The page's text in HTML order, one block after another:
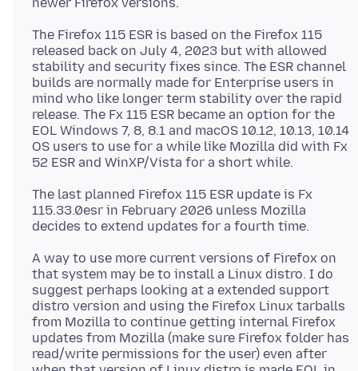
The Firefox 115 ESR is based on the Firefox 115
released back on July 4, 2023 but with allowed
stability and security fixes since. The ESR channel
builds are normally made for Enterprise users in
mind who like longer term stability over the rapid
release. The Fx 115 ESR became an option for the
EOL Windows 7, 8, 8.1 and macOS 10.12, 10.13, 10.14
OS users to use for a while like Mozilla did with Fx
The last planned Firefox 115 ESR update is Fx
115.33.0esr in February 2026 unless Mozilla
A way to use more current versions of Firefox on
that system may be to install a Linux distro. I do
suggest perhaps looking at a extended support
distro version and using the Firefox Linux tarballs
from Mozilla to continue getting internal Firefox
updates from Mozilla (make sure Firefox folder has
read/write permissions for the user) even after